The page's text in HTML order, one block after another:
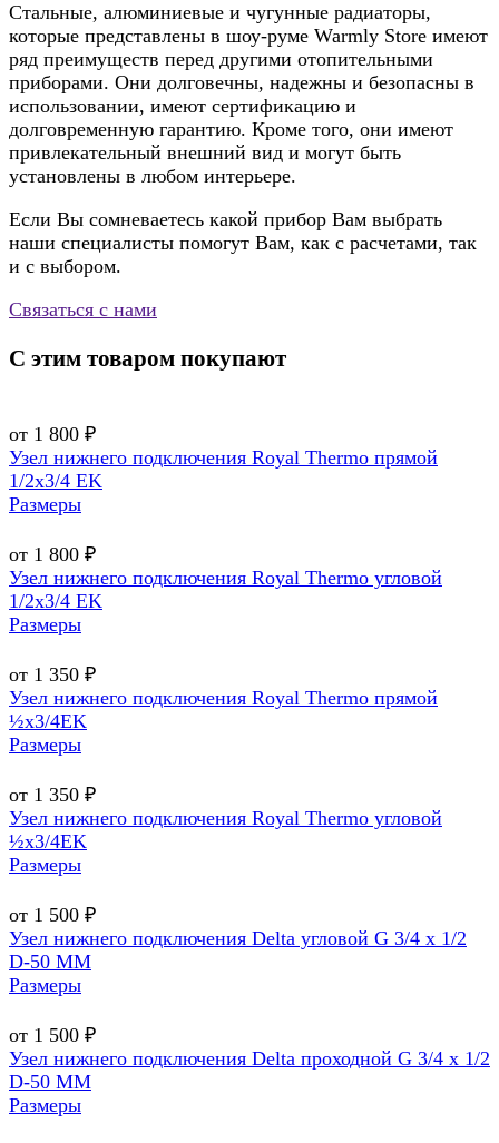
Стальные, алюминиевые и чугунные радиаторы,
которые представлены в шоу-руме Warmly Store имеют
ряд преимуществ перед другими отопительными
приборами. Они долговечны, надежны и безопасны в
использовании, имеют сертификацию и
долговременную гарантию. Кроме того, они имеют
привлекательный внешний вид и могут быть
установлены в любом интерьере.
Если Вы сомневаетесь какой прибор Вам выбрать
наши специалисты помогут Вам, как с расчетами, так
и с выбором.
Связаться с нами
С этим товаром покупают
от 1 800 ₽
Узел нижнего подключения Royal Thermo прямой
1/2х3/4 EK
Размеры
от 1 800 ₽
Узел нижнего подключения Royal Thermo угловой
1/2х3/4 EK
Размеры
от 1 350 ₽
Узел нижнего подключения Royal Thermo прямой
½х3/4EK
Размеры
от 1 350 ₽
Узел нижнего подключения Royal Thermo угловой
½х3/4EK
Размеры
от 1 500 ₽
Узел нижнего подключения Delta угловой G 3/4 х 1/2
D-50 MM
Размеры
от 1 500 ₽
Узел нижнего подключения Delta проходной G 3/4 х 1/2
D-50 MM
Размеры